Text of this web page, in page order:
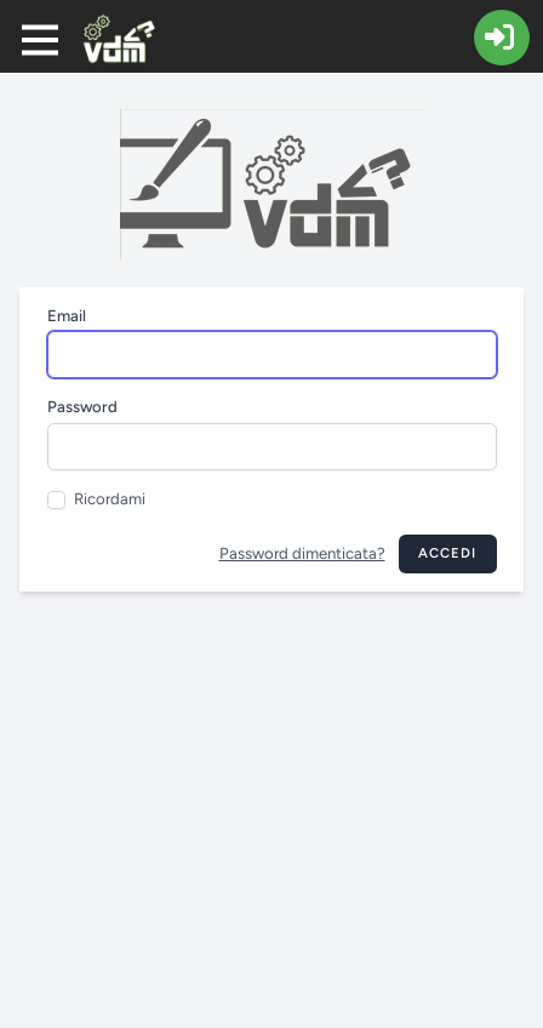
Email
Password
Ricordami
Password dimenticata? ACCEDI